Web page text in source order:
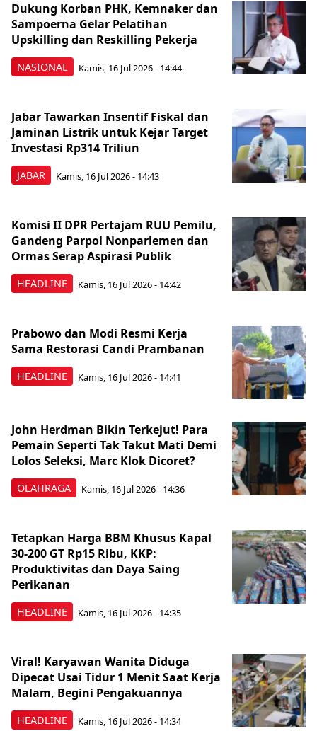
NASIONAL
Dukung Korban PHK, Kemnaker dan
Sampoerna Gelar Pelatihan
Upskilling dan Reskilling Pekerja
Kamis, 16 Jul 2026 - 14:44
JABAR
Jabar Tawarkan Insentif Fiskal dan
Jaminan Listrik untuk Kejar Target
Investasi Rp314 Triliun
Kamis, 16 Jul 2026 - 14:43
HEADLINE
Komisi II DPR Pertajam RUU Pemilu,
Gandeng Parpol Nonparlemen dan
Ormas Serap Aspirasi Publik
Kamis, 16 Jul 2026 - 14:42
HEADLINE
Prabowo dan Modi Resmi Kerja
Sama Restorasi Candi Prambanan
Kamis, 16 Jul 2026 - 14:41
OLAHRAGA
John Herdman Bikin Terkejut! Para
Pemain Seperti Tak Takut Mati Demi
Lolos Seleksi, Marc Klok Dicoret?
Kamis, 16 Jul 2026 - 14:36
HEADLINE
Tetapkan Harga BBM Khusus Kapal
30-200 GT Rp15 Ribu, KKP:
Produktivitas dan Daya Saing
Perikanan
Kamis, 16 Jul 2026 - 14:35
HEADLINE
Viral! Karyawan Wanita Diduga
Dipecat Usai Tidur 1 Menit Saat Kerja
Malam, Begini Pengakuannya
Kamis, 16 Jul 2026 - 14:34